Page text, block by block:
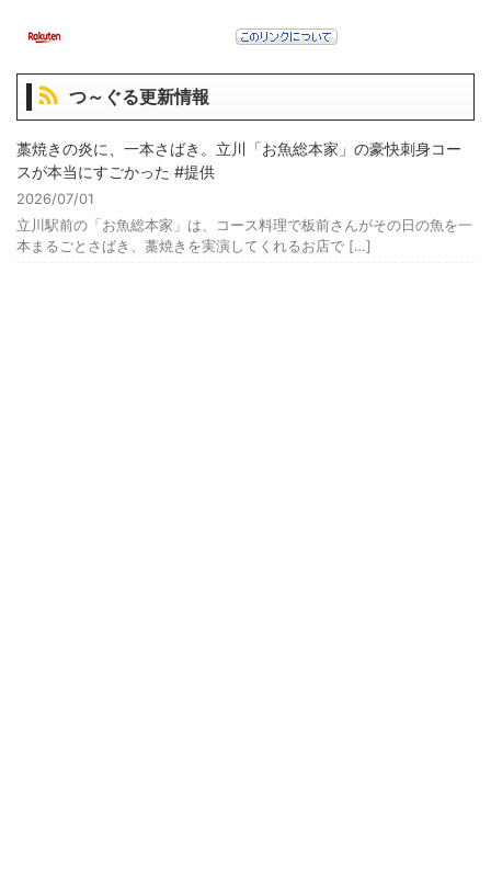
つ～ぐる更新情報
藁焼きの炎に、一本さばき。立川「お魚総本家」の豪快刺身コー
スが本当にすごかった #提供
2026/07/01
立川駅前の「お魚総本家」は、コース料理で板前さんがその日の魚を一
本まるごとさばき、藁焼きを実演してくれるお店で […]